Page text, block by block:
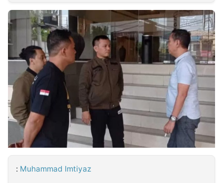
INDONESIA
Partner
Insight
NTB
Suara
Time
Lens
IDN
Daily
Jogja
Jalan
Rakyat
Idealita
News
Notice
Dinamikapost.com
Radar
Baru
Seedbacklink
Follow
Kabarbaru
: Muhammad Imtiyaz